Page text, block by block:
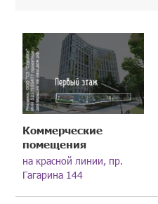
Коммерческие
помещения
на красной линии, пр.
Гагарина 144